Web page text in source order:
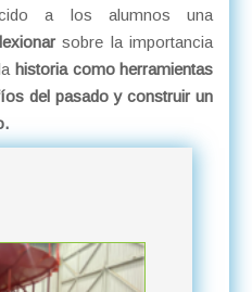
a los alumnos una
sobre la importancia
historia como herramientas
del pasado y construir un